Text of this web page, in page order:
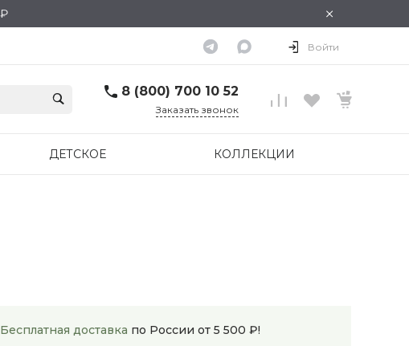
×
Войти
8 (800) 700 10 52
Заказать звонок
ДЕТСКОЕ КОЛЛЕКЦИИ
Бесплатная доставка по России от 5 500 ₽!